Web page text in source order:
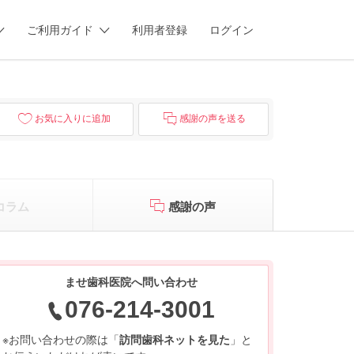
ご利用ガイド 利用者登録 ログイン
お気に入りに追加 感謝の声を送る
ラム 感謝の声
ませ歯科医院へ問い合わせ
076-214-3001
※お問い合わせの際は「訪問歯科ネットを見た 」と